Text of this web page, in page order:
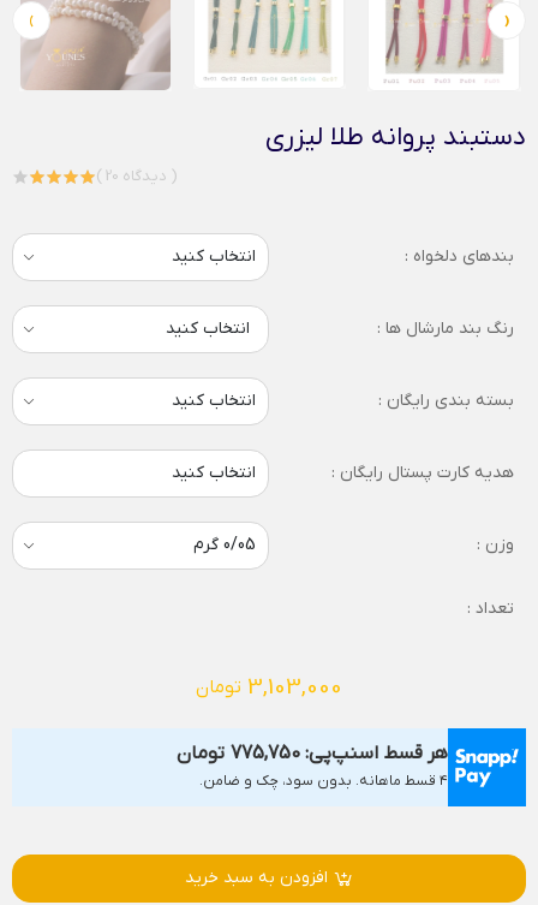
‹
›
دستبند پروانه طلا لیزری
( 20 دیدگاه )
بندهای دلخواه :
رنگ بند مارشال ها : انتخاب کنید
بسته بندی رایگان :
هدیه کارت پستال رایگان : انتخاب کنید
وزن :
تعداد :
3,103,000 تومان
هر قسط اسنپ‌پی: 775,750 تومان
۴ قسط ماهانه. بدون سود، چک و ضامن.
افزودن به سبد خرید